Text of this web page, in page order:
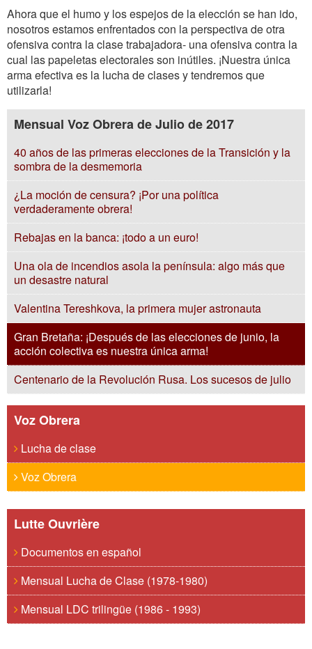
Ahora que el humo y los espejos de la elección se han ido,
nosotros estamos enfrentados con la perspectiva de otra
ofensiva contra la clase trabajadora- una ofensiva contra la
cual las papeletas electorales son inútiles. ¡Nuestra única
arma efectiva es la lucha de clases y tendremos que
utilizarla!
Mensual Voz Obrera de Julio de 2017
40 años de las primeras elecciones de la Transición y la
sombra de la desmemoria
¿La moción de censura? ¡Por una política
verdaderamente obrera!
Rebajas en la banca: ¡todo a un euro!
Una ola de incendios asola la península: algo más que
un desastre natural
Valentina Tereshkova, la primera mujer astronauta
Gran Bretaña: ¡Después de las elecciones de junio, la
acción colectiva es nuestra única arma!
Centenario de la Revolución Rusa. Los sucesos de julio
Voz Obrera
Lucha de clase
Voz Obrera
Lutte Ouvrière
Documentos en español
Mensual Lucha de Clase (1978-1980)
Mensual LDC trilingüe (1986 - 1993)